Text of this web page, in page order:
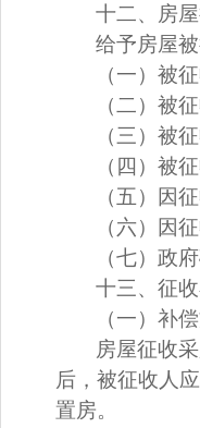
十二、房
给予房屋
（一）被
（二）被
（三）被
（四）被
（五）
因
（六）
因
（七）政
十三、征
（一）补
房屋征收
后，被征收人
置房。